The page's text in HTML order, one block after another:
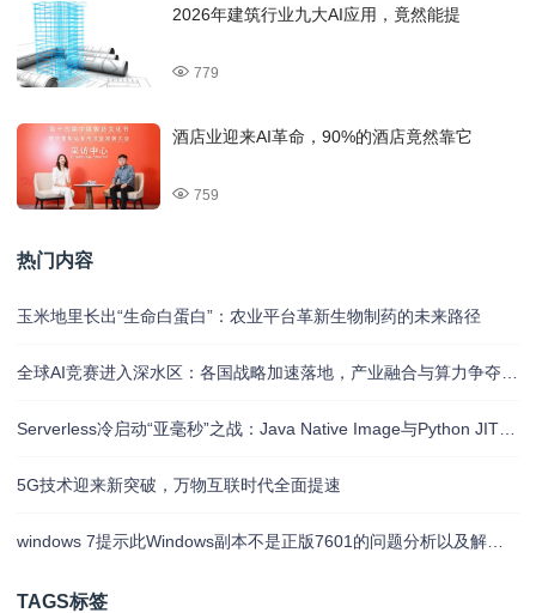
2026年建筑行业九大AI应用，竟然能提
779
酒店业迎来AI革命，90%的酒店竟然靠它
759
热门内容
玉米地里长出“生命白蛋白”：农业平台革新生物制药的未来路径
5G技术迎来新突破，万物互联时代全面提速
TAGS标签